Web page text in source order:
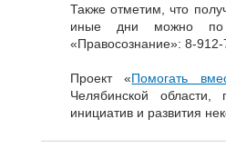
Также отметим, что
иные дни можно по
«Правосознание»: 8-
Проект «Помогать
Челябинской области,
инициатив и развития